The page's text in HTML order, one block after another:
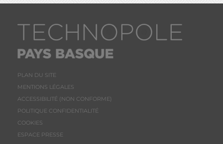
PLAN DU SITE
MENTIONS LÉGALES
ACCESSIBILITÉ (NON CONFORME)
POLITIQUE CONFIDENTIALITÉ
COOKIES
ESPACE PRESSE